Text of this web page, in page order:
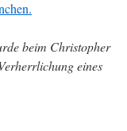
beim Christopher
eines